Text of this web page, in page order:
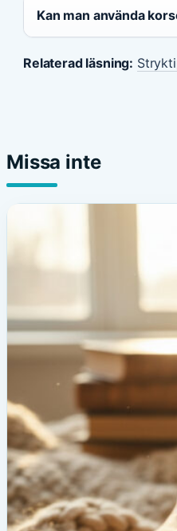
Kan man använda
Relaterad läsning:
Missa inte